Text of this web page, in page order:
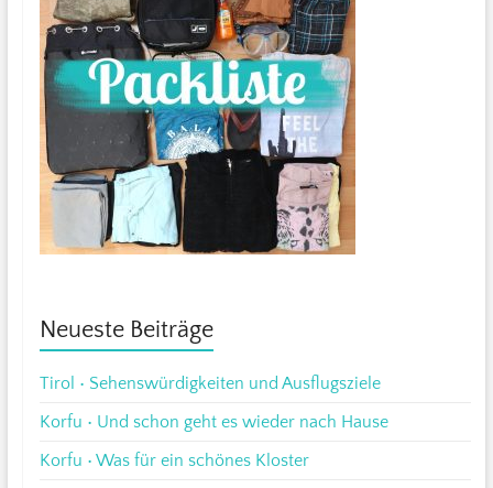
Neueste Beiträge
Tirol • Sehenswürdigkeiten und Ausflugsziele
Korfu • Und schon geht es wieder nach Hause
Korfu • Was für ein schönes Kloster